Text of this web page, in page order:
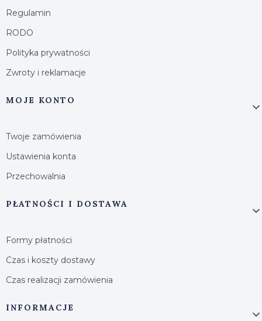
Regulamin
RODO
Polityka prywatności
Zwroty i reklamacje
MOJE KONTO
Twoje zamówienia
Ustawienia konta
Przechowalnia
PŁATNOŚCI I DOSTAWA
Formy płatności
Czas i koszty dostawy
Czas realizacji zamówienia
INFORMACJE